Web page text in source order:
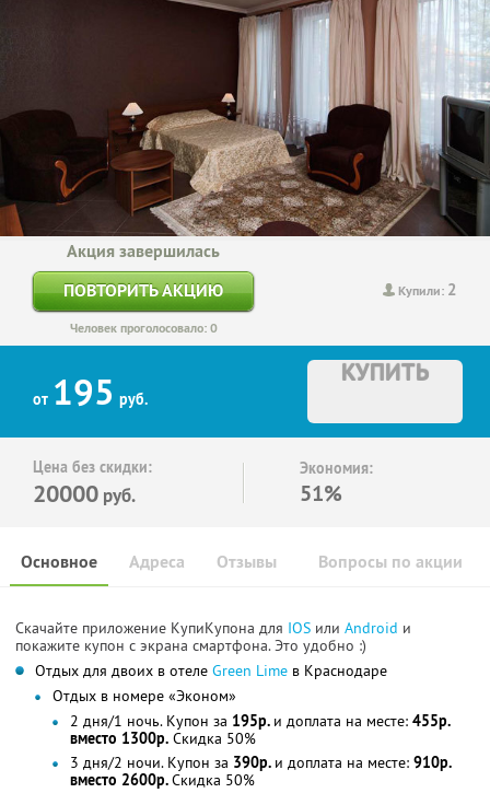
Купили: 2
Акция завершилась
ПОВТОРИТЬ АКЦИЮ
Человек проголосовало: 0
от 195 руб.
КУПИТЬ
Цена без скидки:
20000 руб.
Экономия:
51%
Основное Отзывы Вопросы по акции
Адреса
Скачайте приложение КупиКупона для IOS или Android и
покажите купон с экрана смартфона. Это удобно :)
Отдых для двоих в отеле Green Lime в Краснодаре
Отдых в номере «Эконом»
2 дня/1 ночь. Купон за 195р. и доплата на месте: 455р.
вместо 1300р. Скидка 50%
3 дня/2 ночи. Купон за 390р. и доплата на месте: 910р.
вместо 2600р.Скидка 50%